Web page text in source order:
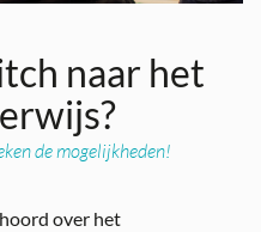
naar het
de mogelijkheden!
over het